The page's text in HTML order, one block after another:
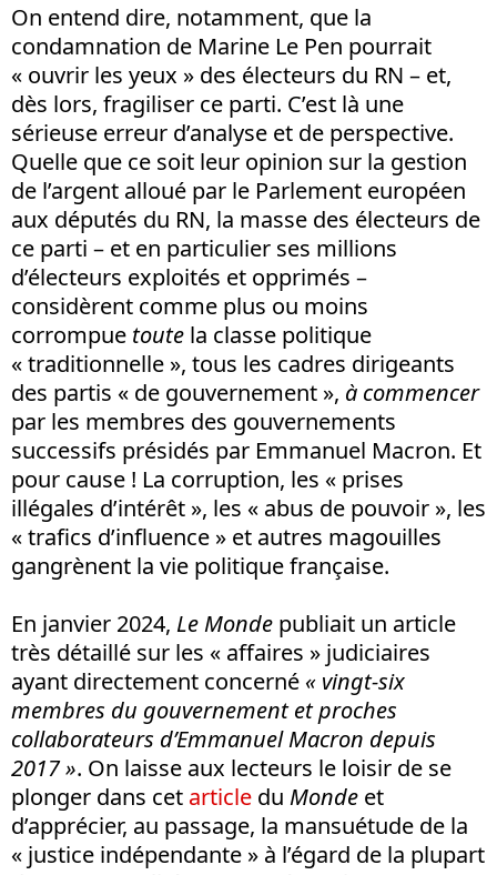
On entend dire, notamment, que la
condamnation de Marine Le Pen pourrait
« ouvrir les yeux » des électeurs du RN – et,
dès lors, fragiliser ce parti. C’est là une
sérieuse erreur d’analyse et de perspective.
Quelle que ce soit leur opinion sur la gestion
de l’argent alloué par le Parlement européen
aux députés du RN, la masse des électeurs de
ce parti – et en particulier ses millions
d’électeurs exploités et opprimés –
considèrent comme plus ou moins
corrompue toute la classe politique
« traditionnelle », tous les cadres dirigeants
des partis « de gouvernement », à commencer
par les membres des gouvernements
successifs présidés par Emmanuel Macron. Et
pour cause ! La corruption, les « prises
illégales d’intérêt », les « abus de pouvoir », les
« trafics d’influence » et autres magouilles
gangrènent la vie politique française.
En janvier 2024, Le Monde publiait un article
très détaillé sur les « affaires » judiciaires
ayant directement concerné « vingt-six
membres du gouvernement et proches
collaborateurs d’Emmanuel Macron depuis
2017 ». On laisse aux lecteurs le loisir de se
plonger dans cet article du Monde et
d’apprécier, au passage, la mansuétude de la
« justice indépendante » à l’égard de la plupart